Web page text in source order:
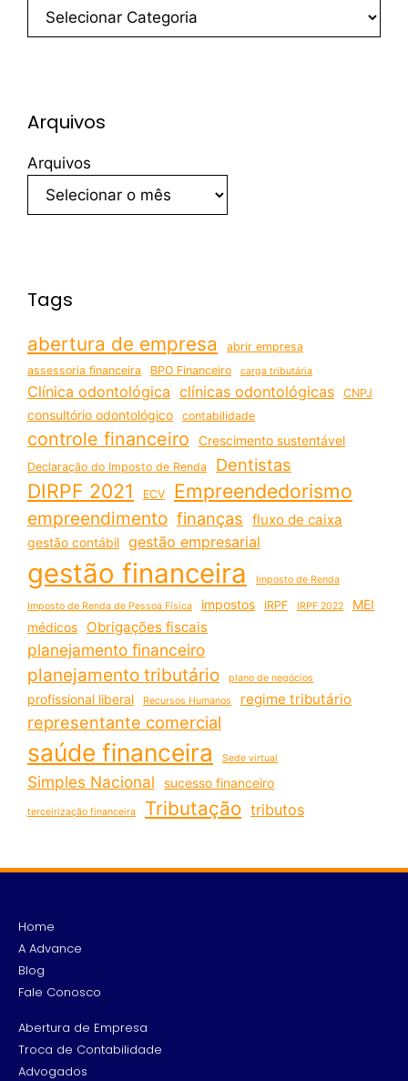
Arquivos
Arquivos
Tags
abertura de empresa
abrir empresa
assessoria financeira
BPO Financeiro carga tributária
Clínica odontológica clínicas odontológicas CNPJ
consultório odontológico contabilidade
controle financeiro Crescimento sustentável
Declaração do Imposto de Renda Dentistas
DIRPF 2021 ECV Empreendedorismo
empreendimento finanças fluxo de caixa
gestão contábil gestão empresarial
gestão financeira Imposto de Renda
Imposto de Renda de Pessoa Física impostos IRPF IRPF 2022
MEI
médicos
Obrigações fiscais
planejamento financeiro
planejamento tributário plano de negócios
profissional liberal Recursos Humanos regime tributário
representante comercial
saúde financeira Sede virtual
Simples Nacional sucesso financeiro
terceirização financeira Tributação tributos
Home
A Advance
Blog
Fale Conosco
Abertura de Empresa
Troca de Contabilidade
Advogados